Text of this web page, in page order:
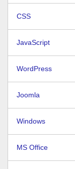
CSS
JavaScript
WordPress
Joomla
Windows
MS Office